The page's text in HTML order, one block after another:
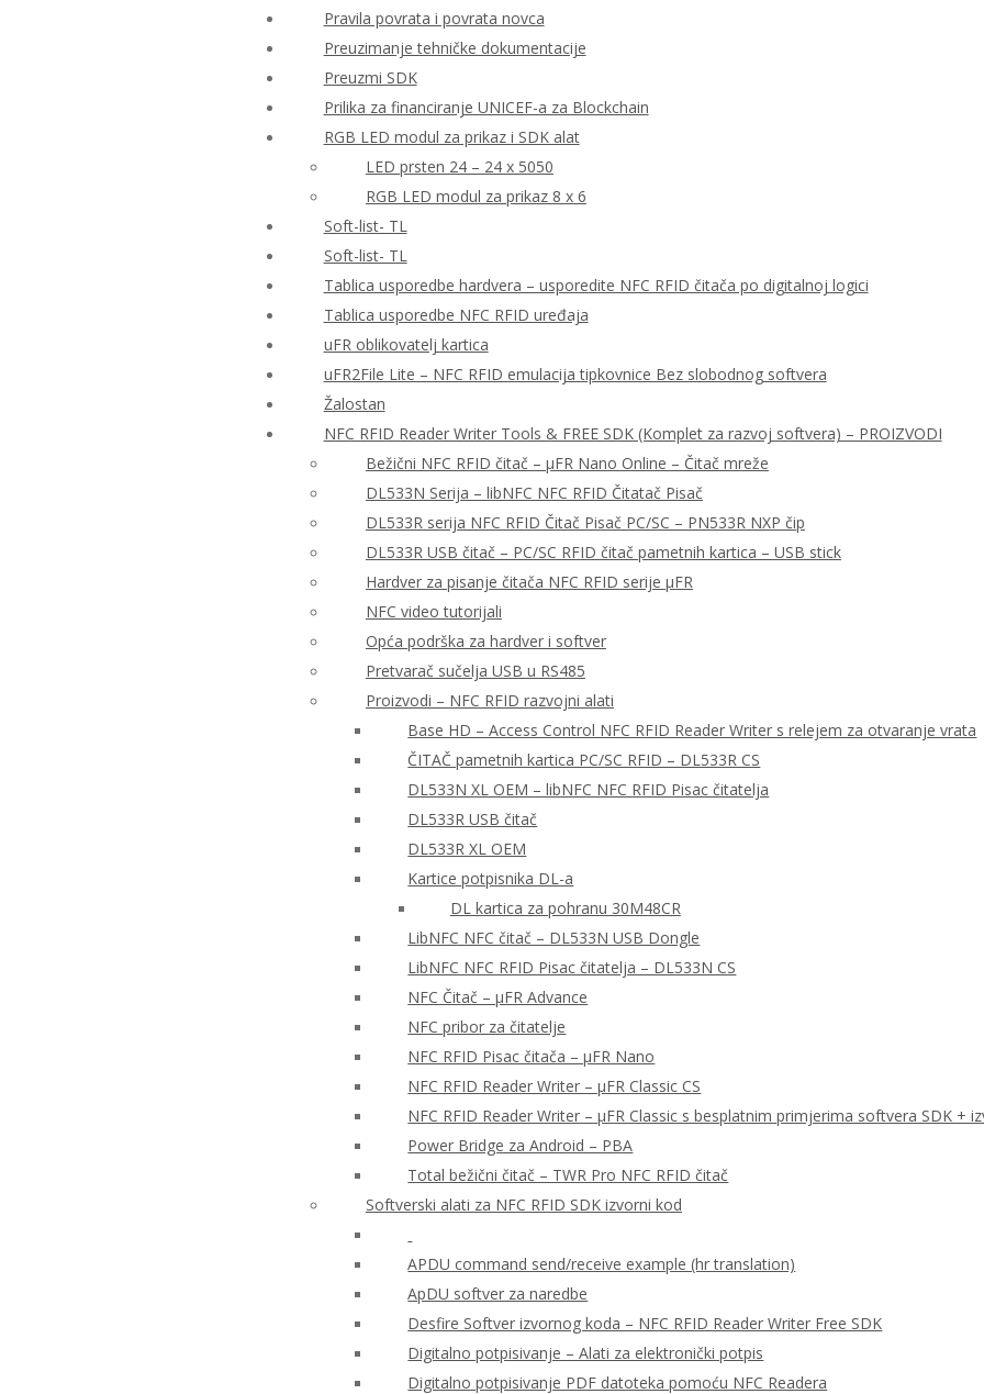
Pravila povrata i povrata novca
Preuzimanje tehničke dokumentacije
Preuzmi SDK
Prilika za financiranje UNICEF-a za Blockchain
RGB LED modul za prikaz i SDK alat
LED prsten 24 – 24 x 5050
RGB LED modul za prikaz 8 x 6
Soft-list- TL
Soft-list- TL
Tablica usporedbe hardvera – usporedite NFC RFID čitača po digitalnoj logici
Tablica usporedbe NFC RFID uređaja
uFR oblikovatelj kartica
uFR2File Lite – NFC RFID emulacija tipkovnice Bez slobodnog softvera
Žalostan
NFC RFID Reader Writer Tools & FREE SDK (Komplet za razvoj softvera) – PROIZVODI
Bežični NFC RFID čitač – μFR Nano Online – Čitač mreže
DL533N Serija – libNFC NFC RFID Čitatač Pisač
DL533R serija NFC RFID Čitač Pisač PC/SC – PN533R NXP čip
DL533R USB čitač – PC/SC RFID čitač pametnih kartica – USB stick
Hardver za pisanje čitača NFC RFID serije μFR
NFC video tutorijali
Opća podrška za hardver i softver
Pretvarač sučelja USB u RS485
Proizvodi – NFC RFID razvojni alati
Base HD – Access Control NFC RFID Reader Writer s relejem za otvaranje vrata
ČITAČ pametnih kartica PC/SC RFID – DL533R CS
DL533N XL OEM – libNFC NFC RFID Pisac čitatelja
DL533R USB čitač
DL533R XL OEM
Kartice potpisnika DL-a
DL kartica za pohranu 30M48CR
LibNFC NFC čitač – DL533N USB Dongle
LibNFC NFC RFID Pisac čitatelja – DL533N CS
NFC Čitač – μFR Advance
NFC pribor za čitatelje
NFC RFID Pisac čitača – μFR Nano
NFC RFID Reader Writer – μFR Classic CS
NFC RFID Reader Writer – μFR Classic s besplatnim primjerima softvera SDK +
Power Bridge za Android – PBA
Total bežični čitač – TWR Pro NFC RFID čitač
Softverski alati za NFC RFID SDK izvorni kod
APDU command send/receive example (hr translation)
ApDU softver za naredbe
Desfire Softver izvornog koda – NFC RFID Reader Writer Free SDK
Digitalno potpisivanje – Alati za elektronički potpis
Digitalno potpisivanje PDF datoteka pomoću NFC Readera